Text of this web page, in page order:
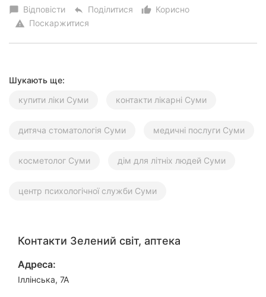
Кривий
Ріг
Полтава
Луцьк
Ужгород
chat_bubble Відповісти reply Поділитися thumb_up_alt
Корисно
warning Поскаржитися
Шукають ще:
купити ліки Суми
контакти лікарні Суми
дитяча стоматологія Суми медичні послуги Суми
косметолог Суми дім для літніх людей Суми
центр психологічної служби Суми
Контакти Зелений світ, аптека
Адреса:
Іллінська, 7А